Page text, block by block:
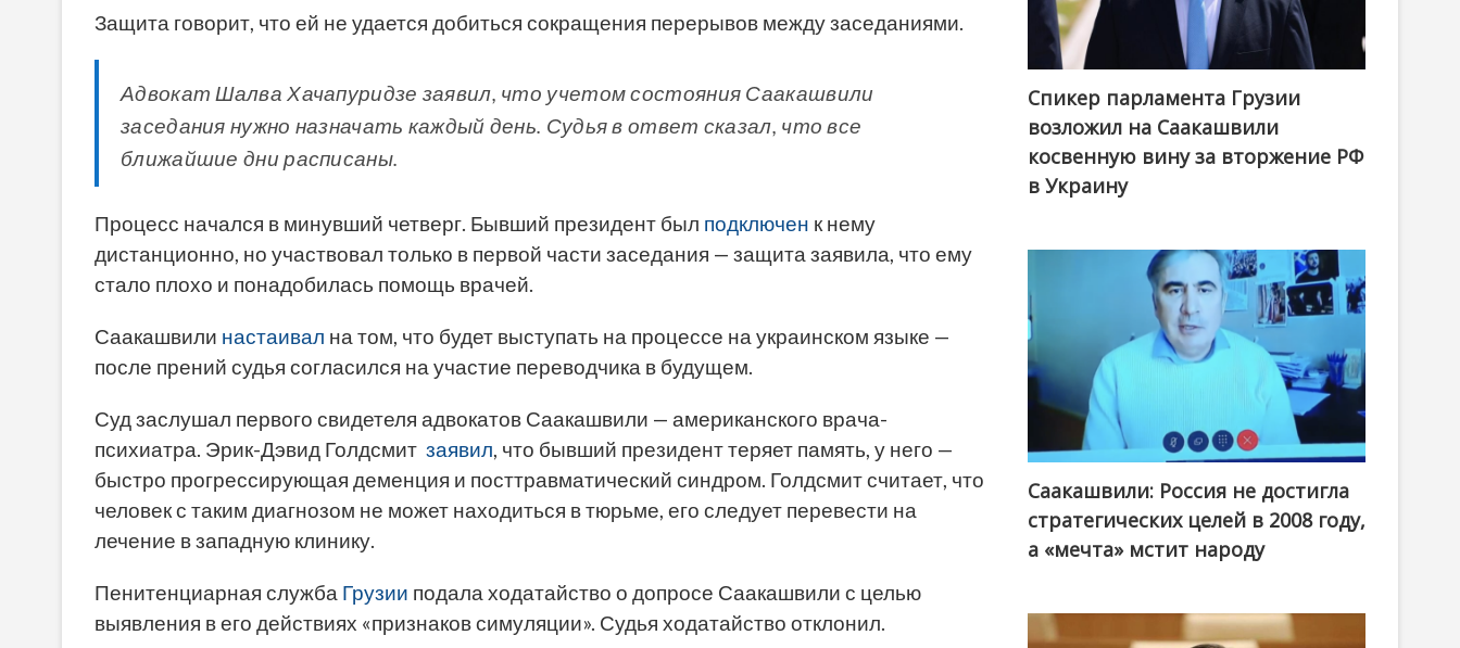
Защита говорит, что ей не удается добиться сокращения перерывов между заседаниями.
Адвокат Шалва Хачапуридзе заявил, что учетом состояния Саакашвили
заседания нужно назначать каждый день. Судья в ответ сказал, что все
ближайшие дни расписаны.
Процесс начался в минувший четверг. Бывший президент был подключен к нему
дистанционно, но участвовал только в первой части заседания — защита заявила, что ему
стало плохо и понадобилась помощь врачей.
Саакашвили настаивал на том, что будет выступать на процессе на украинском языке —
после прений судья согласился на участие переводчика в будущем.
Суд заслушал первого свидетеля адвокатов Саакашвили — американского врача-
психиатра. Эрик-Дэвид Голдсмит заявил, что бывший президент теряет память, у него —
быстро прогрессирующая деменция и посттравматический синдром. Голдсмит считает, что
человек с таким диагнозом не может находиться в тюрьме, его следует перевести на
лечение в западную клинику.
Пенитенциарная служба Грузии подала ходатайство о допросе Саакашвили с целью
выявления в его действиях «признаков симуляции». Судья ходатайство отклонил.
Спикер парламента Грузии
возложил на Саакашвили
косвенную вину за вторжение РФ
в Украину
Саакашвили: Россия не достигла
стратегических целей в 2008 году,
а «мечта» мстит народу